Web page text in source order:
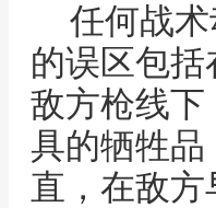
任何战
的误区包
敌方枪线
具的牺牲
直，在敌